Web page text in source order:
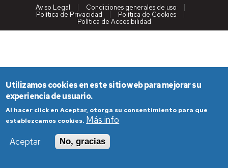
Aviso Legal
Condiciones generales de uso
Política de Privacidad
Política de Cookies
Política de Accesibilidad
Utilizamos cookies en este sitio web para mejorar su
experiencia de usuario.
Al hacer click en Aceptar, otorga su consentimiento para que
establezcamos cookies. Más info
Aceptar
No, gracias